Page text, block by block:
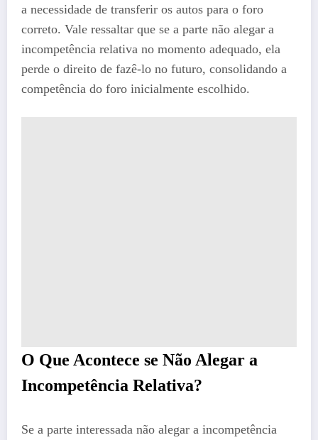
a necessidade de transferir os autos para o foro
correto. Vale ressaltar que se a parte não alegar a
incompetência relativa no momento adequado, ela
perde o direito de fazê-lo no futuro, consolidando a
competência do foro inicialmente escolhido.
O Que Acontece se Não Alegar a
Incompetência Relativa?
Se a parte interessada não alegar a incompetência